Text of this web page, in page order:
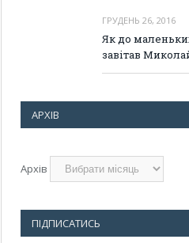
ГРУДЕНЬ 26, 2016
Як до
завітав
АРХІВ
Архів
ПІДПИСАТИСЬ